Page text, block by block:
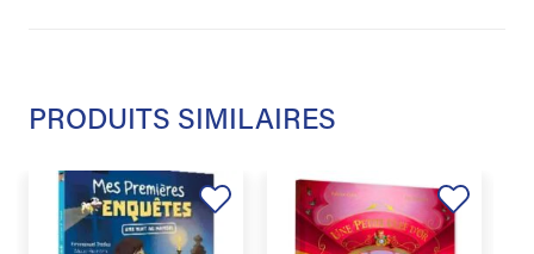
PRODUITS SIMILAIRES
Ajouter
à la
Ajouter
à la